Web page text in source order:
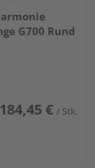
G700 Rund
184,45 € / Stk.